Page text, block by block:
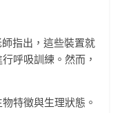
指出，這些裝置就
呼吸訓練。然而，
特徵與生理狀態。